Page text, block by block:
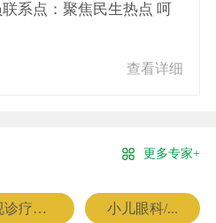
系点：聚焦民生热点 呵
查看详细
更多专家+
近视诊疗专科 小儿眼科/...